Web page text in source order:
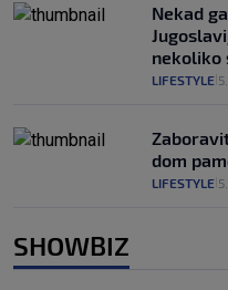
Nekad
nekoliko
LIFESTYLE
dom
LIFESTYLE
SHOWBIZ